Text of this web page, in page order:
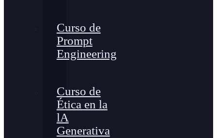
Curso de
Prompt
Engineering
Curso de
Ética en la
lA
Generativa